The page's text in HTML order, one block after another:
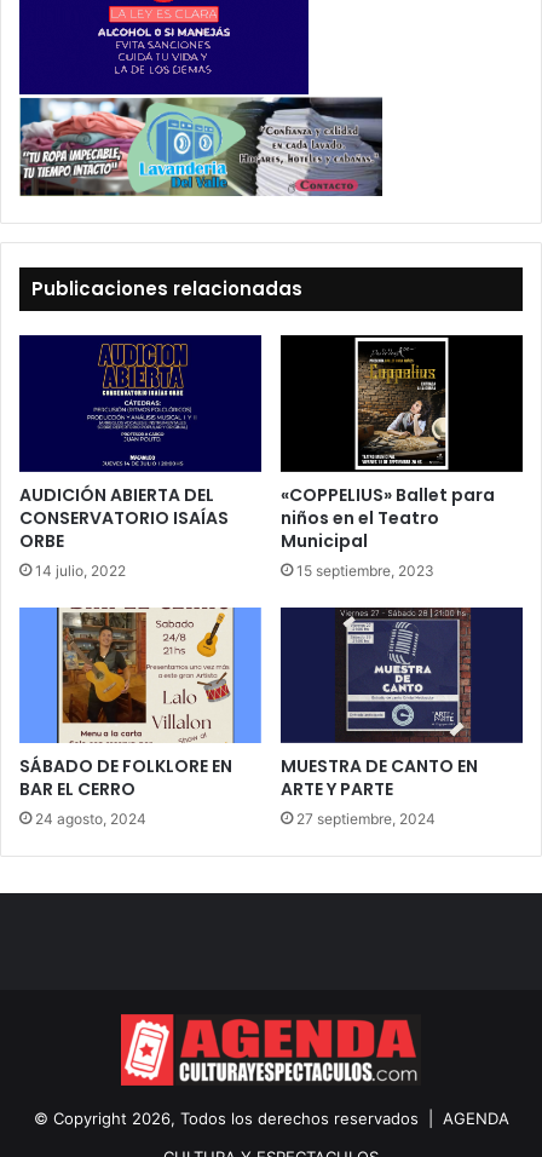
Publicaciones relacionadas
AUDICIÓN ABIERTA DEL
CONSERVATORIO ISAÍAS
ORBE
14 julio, 2022
«COPPELIUS» Ballet para
niños en el Teatro
Municipal
15 septiembre, 2023
SÁBADO DE FOLKLORE EN
BAR EL CERRO
24 agosto, 2024
MUESTRA DE CANTO EN
ARTE Y PARTE
27 septiembre, 2024
© Copyright 2026, Todos los derechos reservados | AGENDA